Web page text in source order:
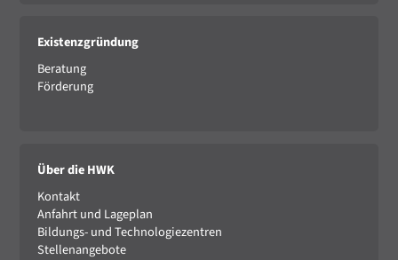
Existenzgründung
Beratung
Förderung
Über die HWK
Kontakt
Anfahrt und Lageplan
Bildungs- und Technologiezentren
Stellenangebote